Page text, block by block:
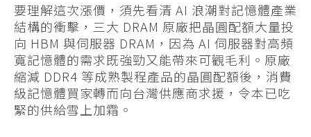
要理解這次漲價，須先看清 AI 浪潮對記憶體產業
結構的衝擊，三大 DRAM 原廠把晶圓配額大量投
向 HBM 與伺服器 DRAM，因為 AI 伺服器對高頻
寬記憶體的需求既強勁又能帶來可觀毛利。原廠
縮減 DDR4 等成熟製程產品的晶圓配額後，消費
級記憶體買家轉而向台灣供應商求援，令本已吃
緊的供給雪上加霜。